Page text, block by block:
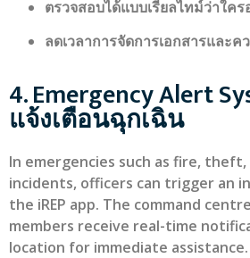
ตรวจสอบได้แบบเรียลไทม์ว่าใคร
ลดเวลาการจัดการเอกสารและ
4. Emergency Alert
แจ้งเตือนฉุกเฉิน
In emergencies such as fire, theft,
incidents, officers can trigger an
the iREP app. The command
members receive real-time
location for immediate assistance.